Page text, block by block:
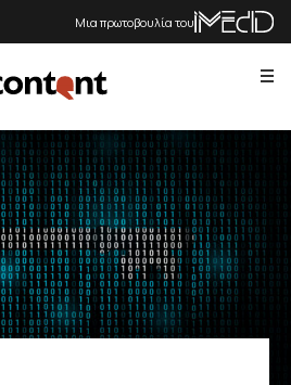
Μια πρωτοβουλία του